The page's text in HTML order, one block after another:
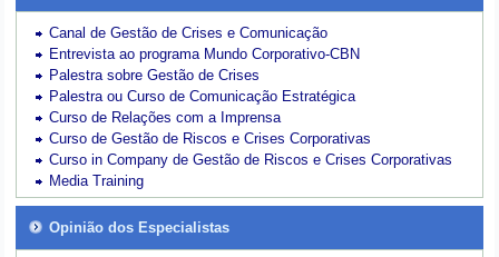
Canal de Gestão de Crises e Comunicação
Entrevista ao programa Mundo Corporativo-CBN
Palestra sobre Gestão de Crises
Palestra ou Curso de Comunicação Estratégica
Curso de Relações com a Imprensa
Curso de Gestão de Riscos e Crises Corporativas
Curso in Company de Gestão de Riscos e Crises Corporativas
Media Training
Opinião dos Especialistas